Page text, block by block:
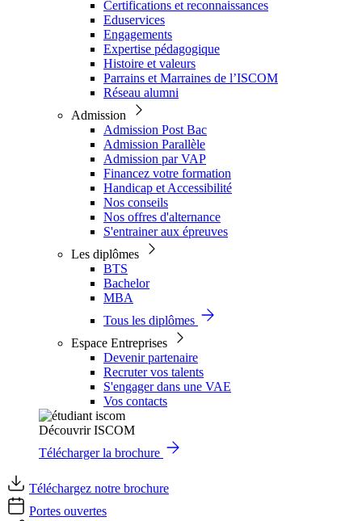
Certifications et reconnaissances
Eduservices
Engagements
Expertise pédagogique
Histoire et valeurs
Parrains et Marraines de l’ISCOM
Réseau alumni
Admission
Admission Post Bac
Admission Parallèle
Admission par VAP
Financez votre formation
Handicap et Accessibilité
Nos conseils
Nos offres d'alternance
S'entrainer aux épreuves
Les diplômes
BTS
Bachelor
MBA
Tous les diplômes
Espace Entreprises
Devenir partenaire
Recruter vos talents
S'engager dans une VAE
Vos contacts
Découvrir ISCOM
Télécharger la brochure
Téléchargez notre brochure
Portes ouvertes